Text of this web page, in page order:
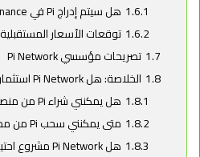
1.6.1 هل سيتم إدراج Pi في Binance ؟
1.6.2 توقعات الأسعار المستقبلية
1.7 تصريحات مؤسسي Pi Network
1.8 الخلاصة: هل Pi Network استثمار مستقبلي جيد ؟
1.8.1 هل يمكنني شراء Pi من منصة Binance؟
1.8.2 متى يمكنني سحب Pi من محفظتي؟
1.8.3 هل Pi Network مشروع احتيالي ؟